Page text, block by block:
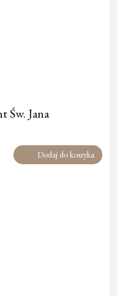
Św. Jana
Dodaj do koszyka